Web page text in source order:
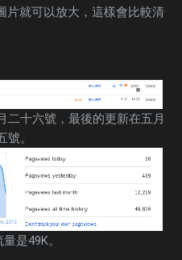
片就可以放大，這樣會比較清
二十六號，最後的更新在五月
號。
是49K。